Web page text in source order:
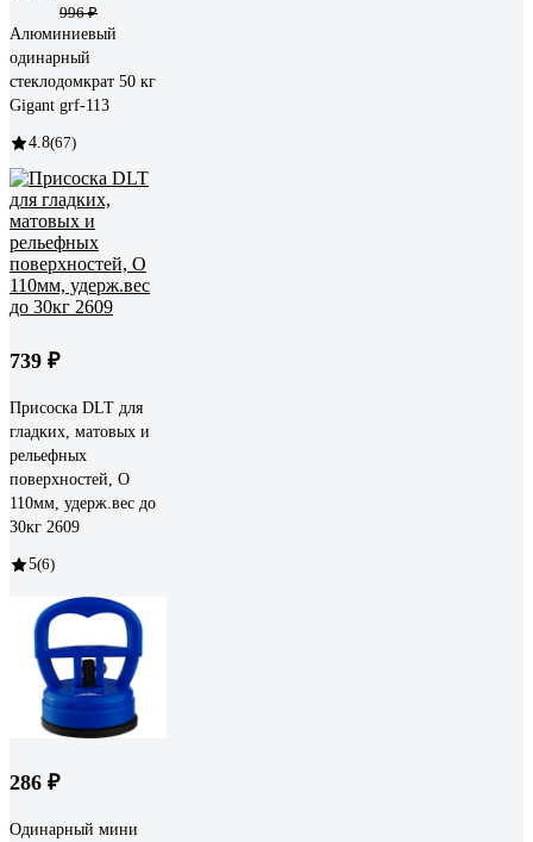
996 ₽
Алюминиевый
одинарный
стеклодомкрат 50 кг
Gigant grf-113
4.8(67)
739 ₽
Присоска DLT для
гладких, матовых и
рельефных
поверхностей, O
110мм, удерж.вес до
30кг 2609
5(6)
286 ₽
Одинарный мини